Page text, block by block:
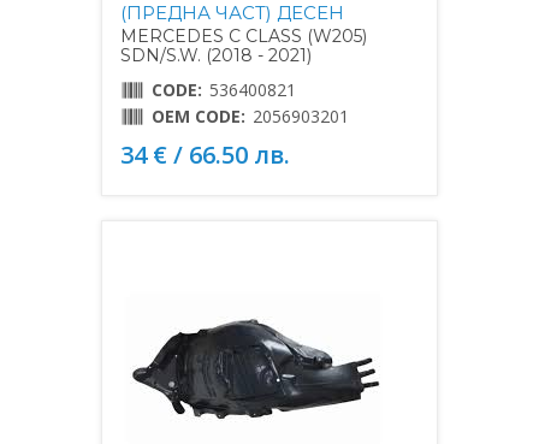
(ПРЕДНА ЧАСТ) ДЕСЕН
MERCEDES C CLASS (W205)
SDN/S.W. (2018 - 2021)
CODE: 536400821
OEM CODE: 2056903201
34 € / 66.50 лв.